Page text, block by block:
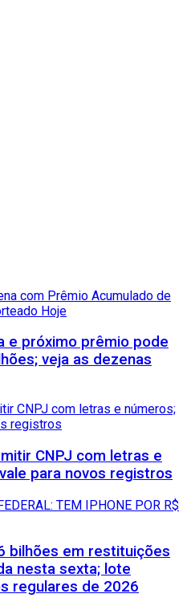
e próximo prêmio pode
veja as dezenas
CNPJ com letras e
para novos registros
bilhões em restituições
nesta sexta; lote
regulares de 2026